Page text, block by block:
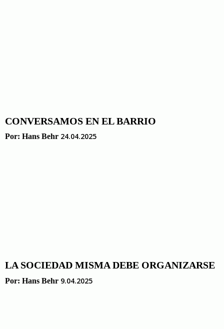
CONVERSAMOS EN EL BARRIO
Por: Hans Behr 24.04.2025
LA SOCIEDAD MISMA DEBE ORGANIZARSE
Por: Hans Behr 9.04.2025